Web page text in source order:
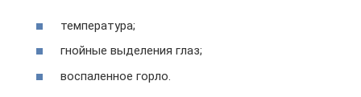
температура;
гнойные выделения глаз;
воспаленное горло.